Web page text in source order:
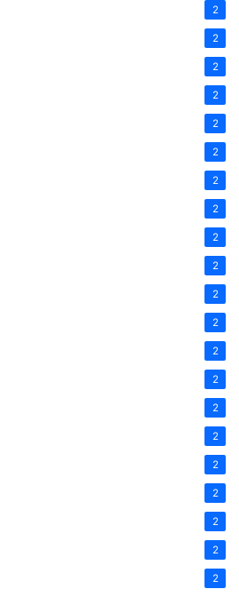
2
2
2
2
2
2
2
2
2
2
2
2
2
2
2
2
2
2
2
2
2